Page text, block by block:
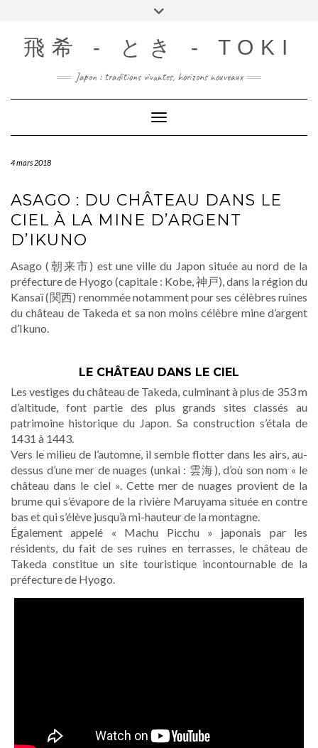
content飛希 - とき - TOKI
Japon : traditions vivantes, horizons nouveaux
Toggle Navigation
4 mars 2018
ASAGO : DU CHÂTEAU DANS LE
CIEL À LA MINE D’ARGENT
D’IKUNO
Asago (朝来市) est une ville du Japon située au nord de la
préfecture de Hyogo (capitale : Kobe, 神戸), dans la région du
Kansaï (関西) renommée notamment pour ses célèbres ruines
du château de Takeda et sa non moins célèbre mine d’argent
d’Ikuno.
LE CHÂTEAU DANS LE CIEL
Les vestiges du château de Takeda, culminant à plus de 353 m
d’altitude, font partie des plus grands sites classés au
patrimoine historique du Japon. Sa construction s’étala de
1431 à 1443.
Vers le milieu de l’automne, il semble flotter dans les airs, au-
dessus d’une mer de nuages (unkai : 雲海), d’où son nom « le
château dans le ciel ». Cette mer de nuages provient de la
brume qui s’évapore de la rivière Maruyama située en contre
bas et qui s’élève jusqu’à mi-hauteur de la montagne.
Également appelé « Machu Picchu » japonais par les
résidents, du fait de ses ruines en terrasses, le château de
Takeda constitue un site touristique incontournable de la
préfecture de Hyogo.